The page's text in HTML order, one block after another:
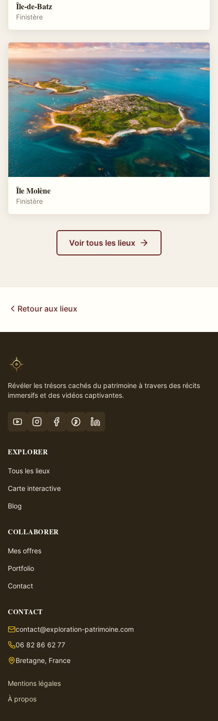
Île-de-Batz
Finistère
Île Molène
Finistère
Voir tous les lieux
Retour aux lieux
Révéler les trésors cachés du patrimoine à travers des récits
immersifs et des vidéos captivantes.
EXPLORER
Tous les lieux
Carte interactive
Blog
COLLABORER
Mes offres
Portfolio
Contact
CONTACT
contact@exploration-patrimoine.com
06 82 86 62 77
Bretagne, France
Mentions légales
À propos